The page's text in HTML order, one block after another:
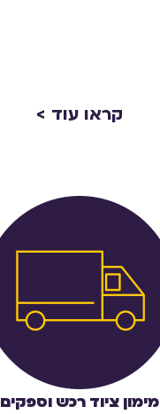
קראו עוד >
מימון ציוד רכש וספקים